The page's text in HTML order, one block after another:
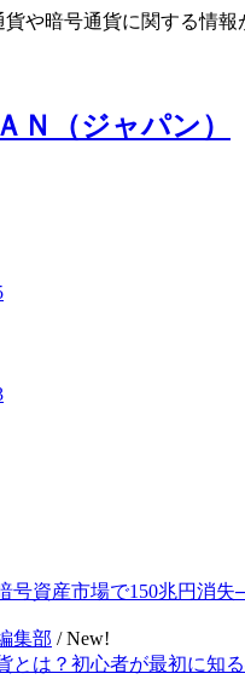
貨や暗号通貨に関する情
号資産市場で150兆円消
集部 /New!
とは？初心者が最初に知